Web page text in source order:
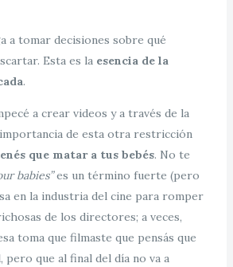
a tomar decisiones sobre qué
Esta es la esencia de la
.
a crear videos y a través de la
de esta otra restricción
que matar a tus bebés. No te
babies”es un término fuerte (pero
en la industria del cine para romper
de los directores; a veces,
toma que filmaste que pensás que
pero que al final del día no va a